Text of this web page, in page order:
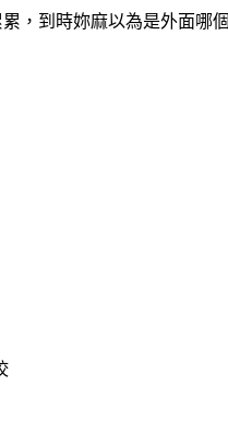
，到時妳麻以為是外面哪